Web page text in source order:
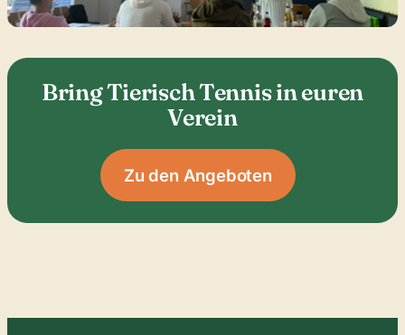
Bring Tierisch Tennis in euren
Verein
Zu den Angeboten